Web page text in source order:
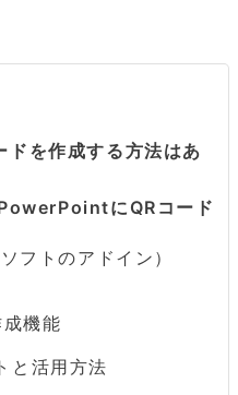
を作成する方法はあ
にQRコード
トのアドイン）
機能
と活用方法